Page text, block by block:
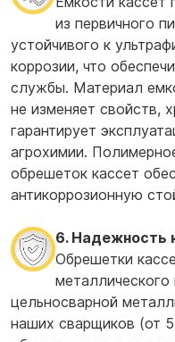
из первичного
устойчивого к
коррозии, что
службы. Материал
не изменяет свойств,
гарантирует
агрохимии.
обрешеток кассет
антикоррозионную
6. Надежность
Обрешетки
цельносварной
наших сварщиков (от